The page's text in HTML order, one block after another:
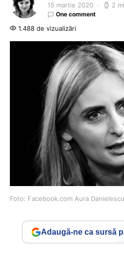
15 martie 2020 2
One comment
1.488 de vizualizări
Foto: Facebook.com Aura Danielescu
Adaugă-ne ca sursă